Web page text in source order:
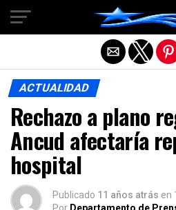
ACTUALIDAD
Rechazo a plano
Ancud afectaría
hospital
Publicado 11 años atrás en
Salir de la